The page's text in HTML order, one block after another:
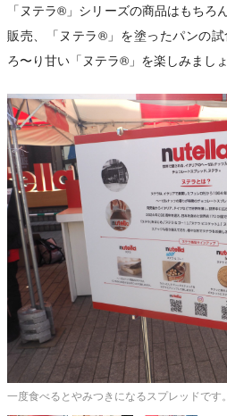
「ヌテラ®」シリーズの商品はもちろ
販売、「ヌテラ®」を塗ったパンの
ろ〜り甘い「ヌテラ®」を楽しみまし
一度食べるとやみつきになるスプレッドです。